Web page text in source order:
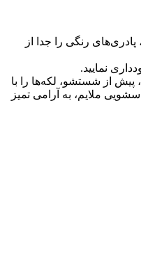
رنگی را جدا از
نمایید.
از شستشو، لکه‌ها را با
ملایم، به آرامی تمیز